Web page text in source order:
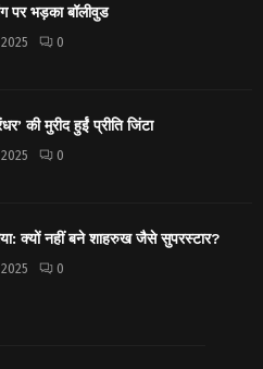
पर भड़का बॉलीवुड
0
की मुरीद हुईं प्रीति जिंटा
0
क्यों नहीं बने शाहरुख जैसे सुपरस्टार?
0